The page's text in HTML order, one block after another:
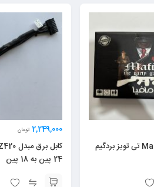
بازی مافيا Mafia تی تويز بردگیم
2,249,000 تومان
24 پین به 18 پین